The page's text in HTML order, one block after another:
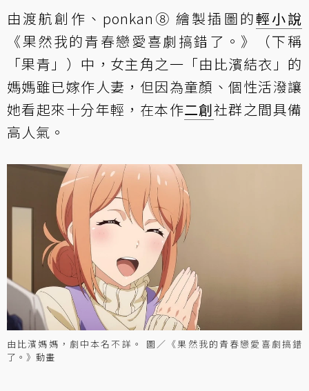
由渡航創作、ponkan⑧ 繪製插圖的輕小說
《果然我的青春戀愛喜劇搞錯了。》（下稱
「果青」）中，女主角之一「由比濱結衣」的
媽媽雖已嫁作人妻，但因為童顏、個性活潑讓
她看起來十分年輕，在本作二創社群之間具備
高人氣。
由比濱媽媽，劇中本名不詳。 圖／《果然我的青春戀愛喜劇搞錯
了。》動畫